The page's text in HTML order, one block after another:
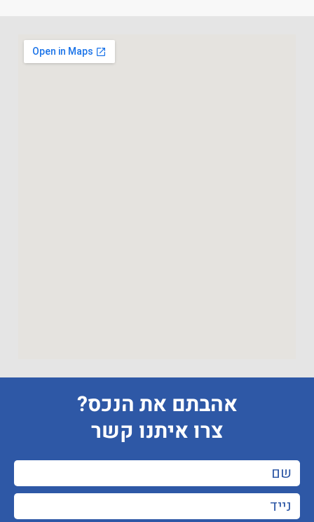
אהבתם את הנכס?
צרו איתנו קשר